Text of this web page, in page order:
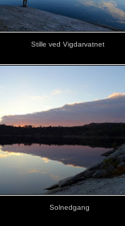
Stille ved Vigdarvatnet
Solnedgang